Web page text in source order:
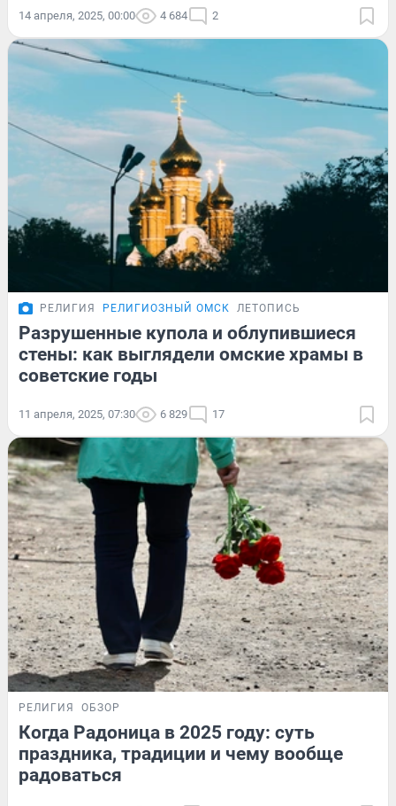
14 апреля, 2025, 00:00 4 684 2
РЕЛИГИЯ РЕЛИГИОЗНЫЙ ОМСК ЛЕТОПИСЬ
Разрушенные купола и облупившиеся
стены: как выглядели омские храмы в
советские годы
11 апреля, 2025, 07:30 6 829 17
РЕЛИГИЯ ОБЗОР
Когда Радоница в 2025 году: суть
праздника, традиции и чему вообще
радоваться